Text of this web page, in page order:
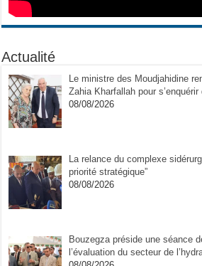
Actualité
Le ministre des Moudjahidine
Zahia Kharfallah pour
08/08/2026
La relance du complexe
priorité stratégique”
08/08/2026
Bouzegza préside une séance
l’évaluation du secteur de